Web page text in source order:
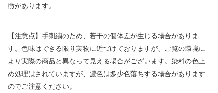
徴があります。
【注意点】手刺繍のため、若干の個体差が生じる場合がありま
す。色味はできる限り実物に近づけておりますが、ご覧の環境に
より実際の商品と異なって見える場合がございます。染料の色止
め処理はされていますが、濃色は多少色落ちする場合があります
のでご注意ください。